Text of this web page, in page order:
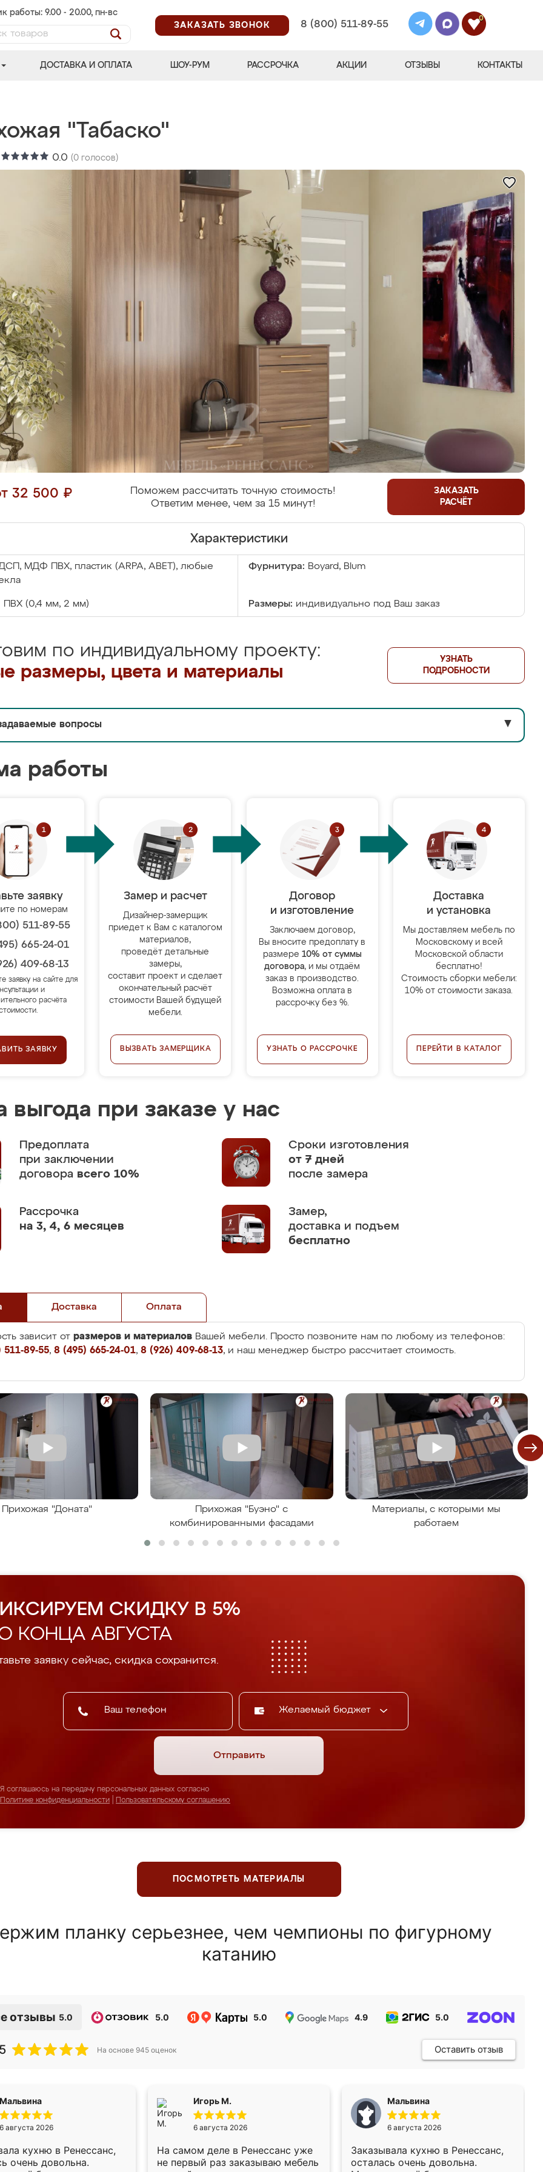
работы: 9.00 - 20.00, пн-вс
ЗАКАЗАТЬ ЗВОНОК
8 (800) 511-89-55
0
ДОСТАВКА И ОПЛАТА ШОУ-РУМ РАССРОЧКА АКЦИИ ОТЗЫВЫ КОНТАКТЫ
"Табаско"
0.0 (0 голосов)
32 500 ₽
Поможем рассчитать точную стоимость!
Ответим менее, чем за 15 минут!
ЗАКАЗАТЬ
РАСЧЁТ
Характеристики
МДФ ПВХ, пластик (ARPA, ABET), любые
Фурнитура: Boyard, Blum
ПВХ (0,4 мм, 2 мм) Размеры: индивидуально под Ваш заказ
по индивидуальному проекту:
размеры, цвета и материалы
УЗНАТЬ
ПОДРОБНОСТИ
вопросы ▼
работы
заявку
по номерам
511-89-55
665-24-01
409-68-13
заявку на сайте для
и
расчёта
ЗАЯВКУ
Замер и расчет
Дизайнер-замерщик
приедет к Вам с каталогом
материалов,
проведёт детальные
замеры,
составит проект и сделает
окончательный расчёт
стоимости Вашей будущей
мебели.
ВЫЗВАТЬ ЗАМЕРЩИКА
Договор
и изготовление
Заключаем договор,
Вы вносите предоплату в
размере 10% от суммы
договора, и мы отдаём
заказ в производство.
Возможна оплата в
рассрочку без %.
УЗНАТЬ О РАССРОЧКЕ
Доставка
и установка
Мы доставляем мебель по
Московскому и всей
Московской области
бесплатно!
Стоимость сборки мебели:
10% от стоимости заказа.
ПЕРЕЙТИ В КАТАЛОГ
выгода при заказе у нас
Предоплата
при заключении
договора всего 10%
Сроки изготовления
от 7 дней
после замера
Рассрочка
на 3, 4, 6 месяцев
Замер,
доставка и подъем
бесплатно
Доставка Оплата
зависит от размеров и материалов Вашей мебели. Просто позвоните нам по любому из телефонов:
89-55, 8 (495) 665-24-01, 8 (926) 409-68-13, и наш менеджер быстро рассчитает стоимость.
Прихожая "Доната"
Прихожая "Буэно" с
комбинированными фасадами
Материалы, с которыми мы
работаем
СКИДКУ В 5%
КОНЦА АВГУСТА
заявку сейчас, скидка сохранится.
Желаемый бюджет
Отправить
Я соглашаюсь на передачу персональных данных согласно
Политике конфиденциальности
Пользовательскому соглашению
ПОСМОТРЕТЬ МАТЕРИАЛЫ
планку серьезнее, чем чемпионы по фигурному
катанию
отзывы 5.0 5.0 5.0 4.9 5.0
На основе 945 оценок Оставить отзыв
Мальвина
6 августа 2026
кухню в Ренессанс,
очень довольна.
Игорь М.
6 августа 2026
На самом деле в Ренессанс уже
не первый раз заказываю мебель
Мальвина
6 августа 2026
Заказывала кухню в Ренессанс,
осталась очень довольна.